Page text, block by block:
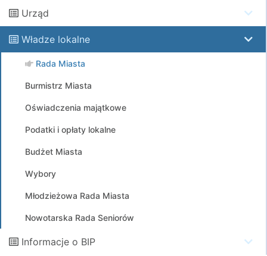
Urząd
Władze lokalne
Rada Miasta
Burmistrz Miasta
Oświadczenia majątkowe
Podatki i opłaty lokalne
Budżet Miasta
Wybory
Młodzieżowa Rada Miasta
Nowotarska Rada Seniorów
Informacje o BIP